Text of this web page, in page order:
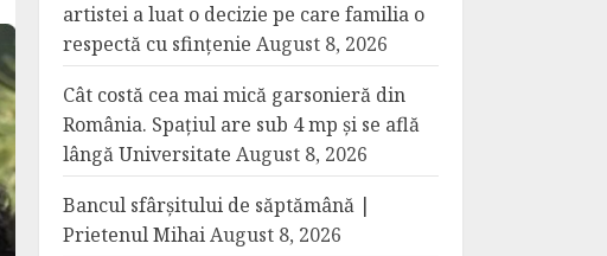
artistei a luat o decizie pe care familia o
respectă cu sfințenie August 8, 2026
Cât costă cea mai mică garsonieră din
România. Spațiul are sub 4 mp și se află
lângă Universitate August 8, 2026
Bancul sfârșitului de săptămână |
Prietenul MihaiAugust 8, 2026